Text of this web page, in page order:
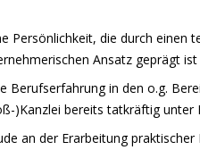
Persönlichkeit, die durch einen
Ansatz geprägt ist
Berufserfahrung in den o.g.
)Kanzlei bereits tatkräftig unter
an der Erarbeitung